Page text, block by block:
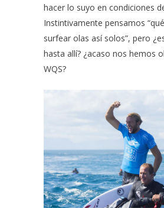
hacer lo suyo en condiciones
Instintivamente pensamos
surfear olas así solos”, pero
hasta allí? ¿acaso nos hemos
WQS?